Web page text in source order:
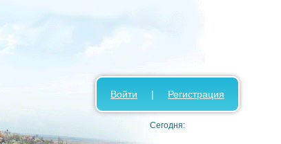
Войти | Регистрация
Сегодня: